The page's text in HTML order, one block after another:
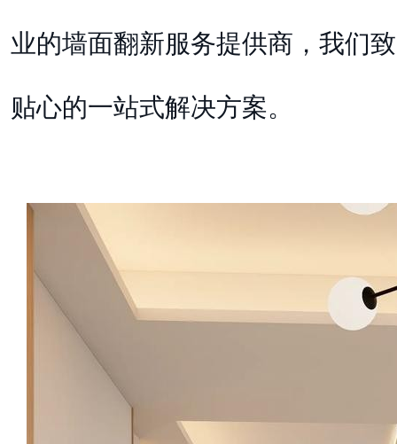
业的墙面翻新服务提供商，我们
贴心的一站式解决方案。